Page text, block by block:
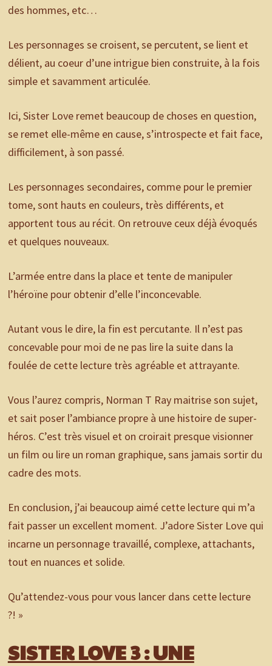
des hommes, etc…
Les personnages se croisent, se percutent, se lient et
délient, au coeur d’une intrigue bien construite, à la fois
simple et savamment articulée.
Ici, Sister Love remet beaucoup de choses en question,
se remet elle-même en cause, s’introspecte et fait face,
difficilement, à son passé.
Les personnages secondaires, comme pour le premier
tome, sont hauts en couleurs, très différents, et
apportent tous au récit. On retrouve ceux déjà évoqués
et quelques nouveaux.
L’armée entre dans la place et tente de manipuler
l’héroïne pour obtenir d’elle l’inconcevable.
Autant vous le dire, la fin est percutante. Il n’est pas
concevable pour moi de ne pas lire la suite dans la
foulée de cette lecture très agréable et attrayante.
Vous l’aurez compris, Norman T Ray maitrise son sujet,
et sait poser l’ambiance propre à une histoire de super-
héros. C’est très visuel et on croirait presque visionner
un film ou lire un roman graphique, sans jamais sortir du
cadre des mots.
En conclusion, j’ai beaucoup aimé cette lecture qui m’a
fait passer un excellent moment. J’adore Sister Love qui
incarne un personnage travaillé, complexe, attachants,
tout en nuances et solide.
Qu’attendez-vous pour vous lancer dans cette lecture
?! »
SISTER LOVE 3 : UNE